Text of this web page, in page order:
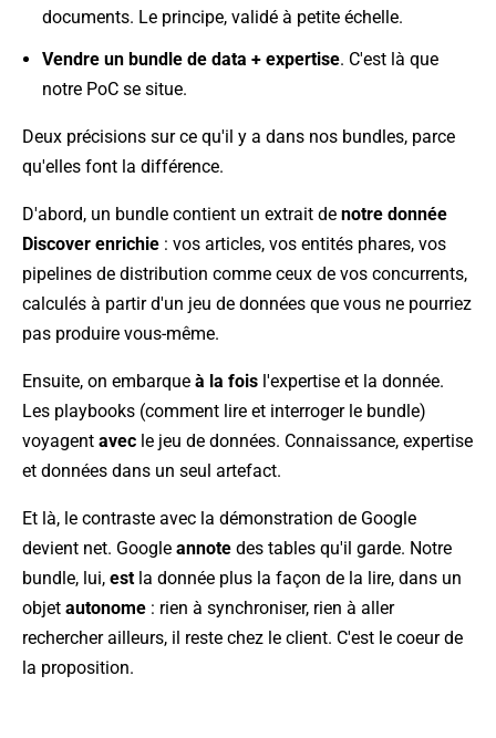
documents. Le principe, validé à petite échelle.
Vendre un bundle de data + expertise. C'est là que
notre PoC se situe.
Deux précisions sur ce qu'il y a dans nos bundles, parce
qu'elles font la différence.
D'abord, un bundle contient un extrait de notre donnée
Discover enrichie : vos articles, vos entités phares, vos
pipelines de distribution comme ceux de vos concurrents,
calculés à partir d'un jeu de données que vous ne pourriez
pas produire vous-même.
Ensuite, on embarque à la fois l'expertise et la donnée.
Les playbooks (comment lire et interroger le bundle)
voyagent avec le jeu de données. Connaissance, expertise
et données dans un seul artefact.
Et là, le contraste avec la démonstration de Google
devient net. Google annote des tables qu'il garde. Notre
bundle, lui, estla donnée plus la façon de la lire, dans un
objet autonome : rien à synchroniser, rien à aller
rechercher ailleurs, il reste chez le client. C'est le coeur de
la proposition.